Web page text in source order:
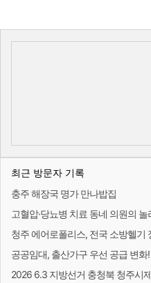
최근 방문자 기록
충주 해장국 명가 만나밥집
고혈압·당뇨병 치료 동네 의원의 놀
청주 에어로폴리스, 전국 소방헬기
공공임대, 출산가구 우선 공급 변화
2026 6.3 지방선거 충청북 청주시